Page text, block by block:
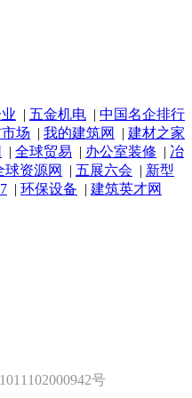
| 五金机电 | 中国名企排行
场 | 我的建筑网 | 建材之家
| 全球贸易 | 办公室装修 | 冶
球资源网 | 五展六会 | 新型
| 环保设备 | 建筑英才网
号